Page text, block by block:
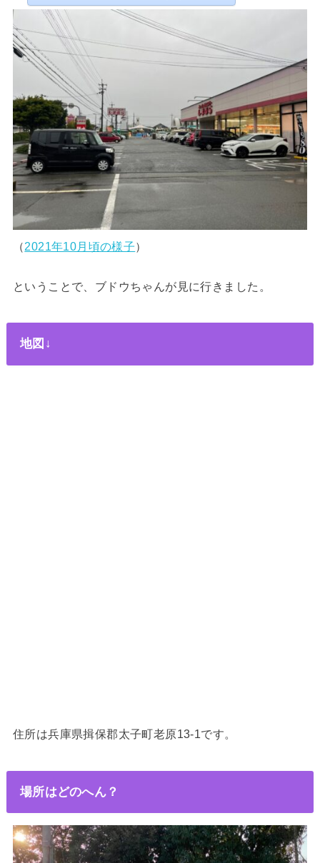
（2021年10月頃の様子）
ということで、ブドウちゃんが見に行きました。
地図↓
住所は兵庫県揖保郡太子町老原13-1です。
場所はどのへん？